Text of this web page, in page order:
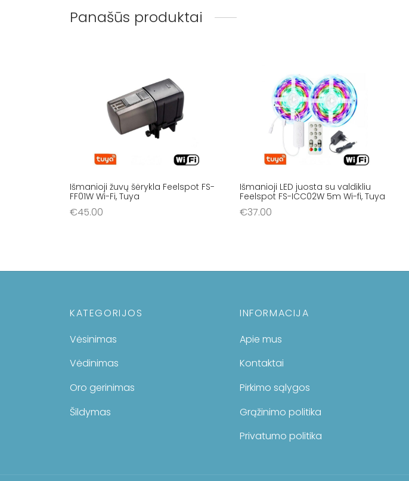
Panašūs produktai
Išmanioji žuvų šėrykla Feelspot FS-
FF01W Wi-Fi, Tuya
€45.00
Išmanioji LED juosta su valdikliu
Feelspot FS-ICC02W 5m Wi-fi, Tuya
€37.00
KATEGORIJOS
Vėsinimas
Vėdinimas
Oro gerinimas
Šildymas
INFORMACIJA
Apie mus
Kontaktai
Pirkimo sąlygos
Grąžinimo politika
Privatumo politika